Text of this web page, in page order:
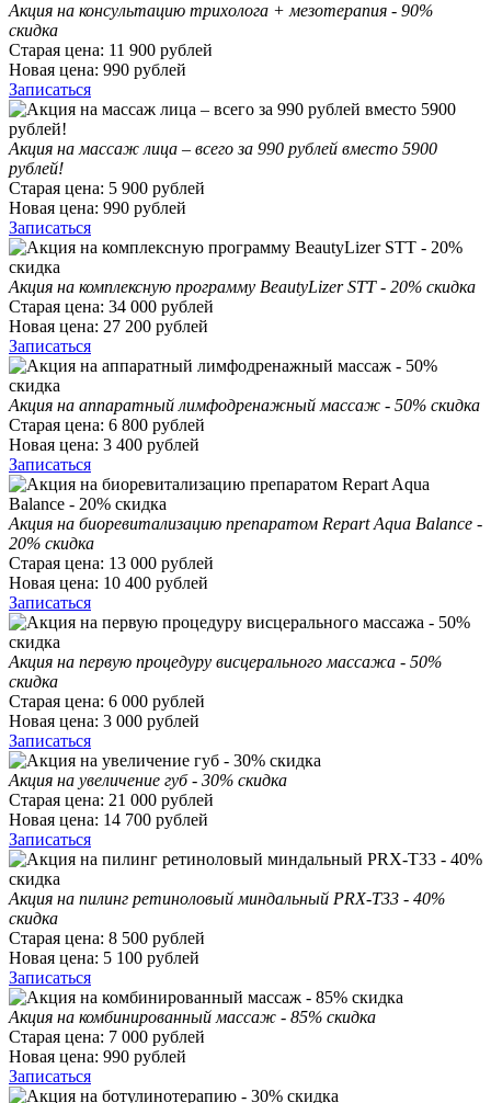
Акция на консультацию трихолога + мезотерапия - 90%
скидка
Старая цена: 11 900 рублей
Новая цена: 990 рублей
Записаться
Акция на массаж лица – всего за 990 рублей вместо 5900
рублей!
Старая цена: 5 900 рублей
Новая цена: 990 рублей
Записаться
Акция на комплексную программу BeautyLizer STT - 20% скидка
Старая цена: 34 000 рублей
Новая цена: 27 200 рублей
Записаться
Акция на аппаратный лимфодренажный массаж - 50% скидка
Старая цена: 6 800 рублей
Новая цена: 3 400 рублей
Записаться
Акция на биоревитализацию препаратом Repart Aqua Balance -
20% скидка
Старая цена: 13 000 рублей
Новая цена: 10 400 рублей
Записаться
Акция на первую процедуру висцерального массажа - 50%
скидка
Старая цена: 6 000 рублей
Новая цена: 3 000 рублей
Записаться
Акция на увеличение губ - 30% скидка
Старая цена: 21 000 рублей
Новая цена: 14 700 рублей
Записаться
Акция на пилинг ретиноловый миндальный PRX-T33 - 40%
скидка
Старая цена: 8 500 рублей
Новая цена: 5 100 рублей
Записаться
Акция на комбинированный массаж - 85% скидка
Старая цена: 7 000 рублей
Новая цена: 990 рублей
Записаться